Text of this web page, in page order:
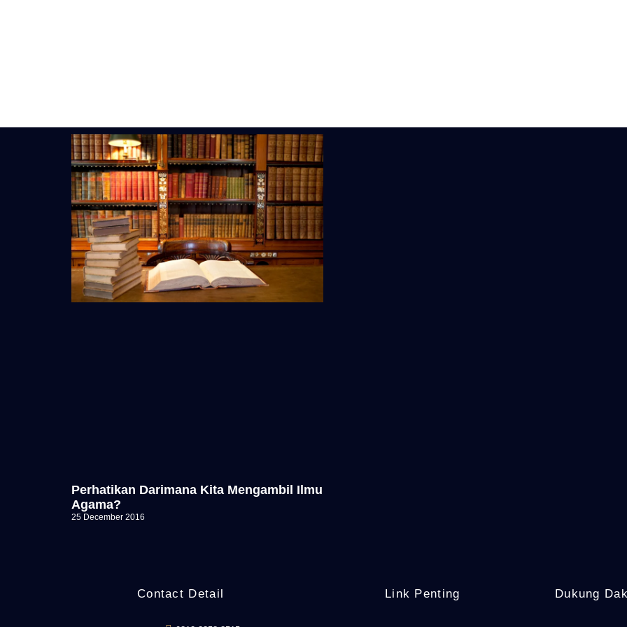
Perhatikan Darimana Kita Mengambil Ilmu
Agama?
25 December 2016
Contact Detail Link Penting Dukung